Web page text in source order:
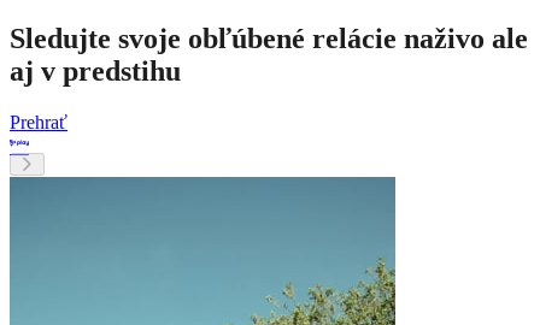
Sledujte svoje obľúbené relácie naživo ale
aj v predstihu
Prehrať